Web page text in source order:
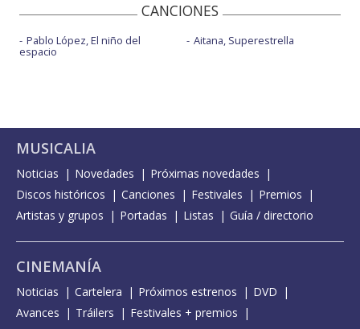
CANCIONES
Pablo López, El niño del
espacio
Aitana, Superestrella
MUSICALIA
Noticias Novedades
Próximas novedades
Discos históricos
Canciones Festivales
Premios
Artistas y grupos
Portadas Listas Guía / directorio
CINEMANÍA
Noticias Cartelera Próximos estrenos
DVD
Avances
Tráilers
Festivales + premios